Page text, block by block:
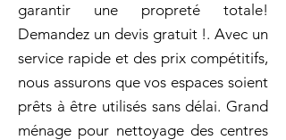
garantir une propreté totale!
Demandez un devis gratuit !. Avec un
service rapide et des prix compétitifs,
nous assurons que vos espaces soient
prêts à être utilisés sans délai. Grand
ménage pour nettoyage des centres